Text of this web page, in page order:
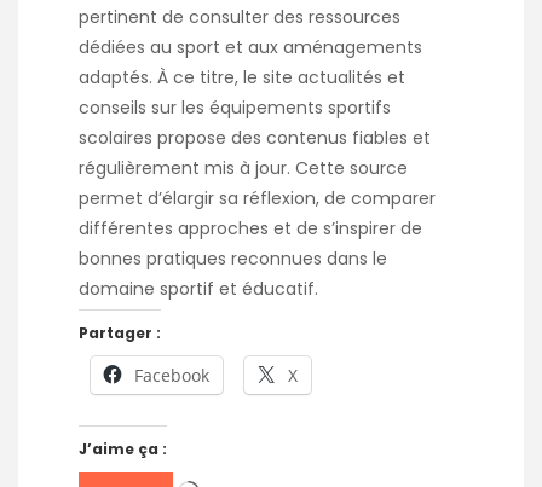
pertinent de consulter des ressources
dédiées au sport et aux aménagements
adaptés. À ce titre, le site actualités et
conseils sur les équipements sportifs
scolaires propose des contenus fiables et
régulièrement mis à jour. Cette source
permet d’élargir sa réflexion, de comparer
différentes approches et de s’inspirer de
bonnes pratiques reconnues dans le
domaine sportif et éducatif.
Partager :
Facebook X
J’aime ça :